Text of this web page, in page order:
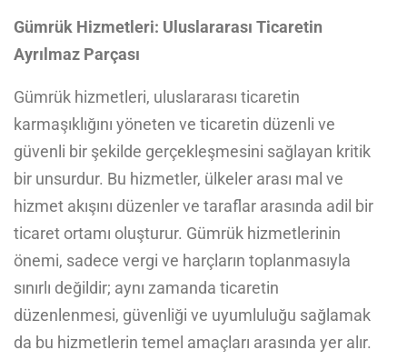
Gümrük Hizmetleri: Uluslararası Ticaretin
Ayrılmaz Parçası
Gümrük hizmetleri, uluslararası ticaretin
karmaşıklığını yöneten ve ticaretin düzenli ve
güvenli bir şekilde gerçekleşmesini sağlayan kritik
bir unsurdur. Bu hizmetler, ülkeler arası mal ve
hizmet akışını düzenler ve taraflar arasında adil bir
ticaret ortamı oluşturur. Gümrük hizmetlerinin
önemi, sadece vergi ve harçların toplanmasıyla
sınırlı değildir; aynı zamanda ticaretin
düzenlenmesi, güvenliği ve uyumluluğu sağlamak
da bu hizmetlerin temel amaçları arasında yer alır.